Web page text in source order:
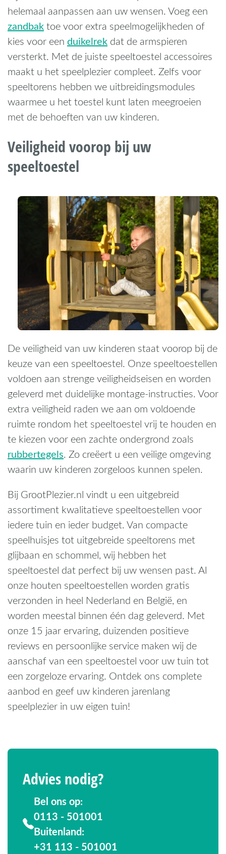
Advies nodig?
Bel ons op:
0113 - 501001
Buitenland:
+31 113 - 501001
helemaal aanpassen aan uw wensen. Voeg een
zandbaktoe voor extra speelmogelijkheden of
kies voor een duikelrek dat de armspieren
versterkt. Met de juiste speeltoestel accessoires
maakt u het speelplezier compleet. Zelfs voor
speeltorens hebben we uitbreidingsmodules
waarmee u het toestel kunt laten meegroeien
met de behoeften van uw kinderen.
Veiligheid voorop bij uw
speeltoestel
De veiligheid van uw kinderen staat voorop bij de
keuze van een speeltoestel. Onze speeltoestellen
voldoen aan strenge veiligheidseisen en worden
geleverd met duidelijke montage-instructies. Voor
extra veiligheid raden we aan om voldoende
ruimte rondom het speeltoestel vrij te houden en
te kiezen voor een zachte ondergrond zoals
rubbertegels. Zo creëert u een veilige omgeving
waarin uw kinderen zorgeloos kunnen spelen.
Bij GrootPlezier.nl vindt u een uitgebreid
assortiment kwalitatieve speeltoestellen voor
iedere tuin en ieder budget. Van compacte
speelhuisjes tot uitgebreide speeltorens met
glijbaan en schommel, wij hebben het
speeltoestel dat perfect bij uw wensen past. Al
onze houten speeltoestellen worden gratis
verzonden in heel Nederland en België, en
worden meestal binnen één dag geleverd. Met
onze 15 jaar ervaring, duizenden positieve
reviews en persoonlijke service maken wij de
aanschaf van een speeltoestel voor uw tuin tot
een zorgeloze ervaring. Ontdek ons complete
aanbod en geef uw kinderen jarenlang
speelplezier in uw eigen tuin!